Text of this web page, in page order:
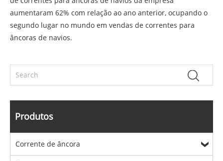
aumentaram 62% com relação ao ano anterior, ocupando o
segundo lugar no mundo em vendas de correntes para
âncoras de navios.
Produtos
Corrente de âncora